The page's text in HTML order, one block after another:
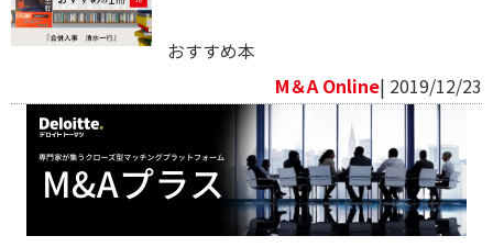
おすすめ本
M＆A Online| 2019/12/23